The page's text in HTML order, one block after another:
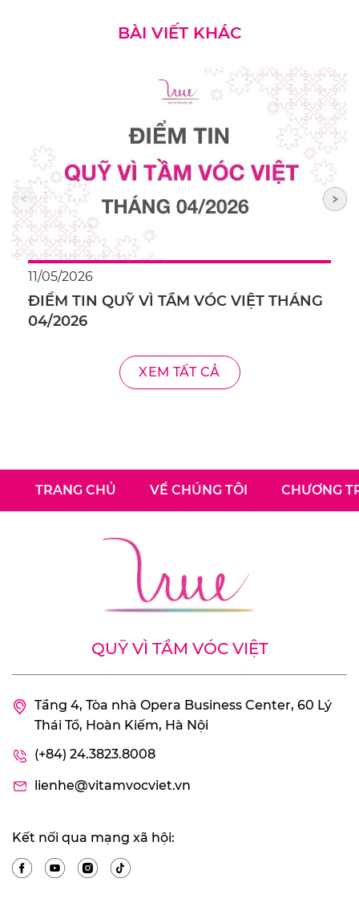
BÀI VIẾT KHÁC
11/05/2026
ĐIỂM TIN QUỸ VÌ TẦM VÓC VIỆT THÁNG
04/2026
XEM TẤT CẢ
TRANG CHỦ VỀ CHÚNG TÔI CHƯƠNG
QUỸ VÌ TẦM VÓC VIỆT
Tầng 4, Tòa nhà Opera Business Center, 60 Lý
Thái Tổ, Hoàn Kiếm, Hà Nội
(+84) 24.3823.8008
lienhe@vitamvocviet.vn
Kết nối qua mạng xã hội: